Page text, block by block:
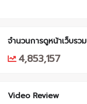
จำนวนการดูหน้าเว็บรวม
4,853,157
Video Review